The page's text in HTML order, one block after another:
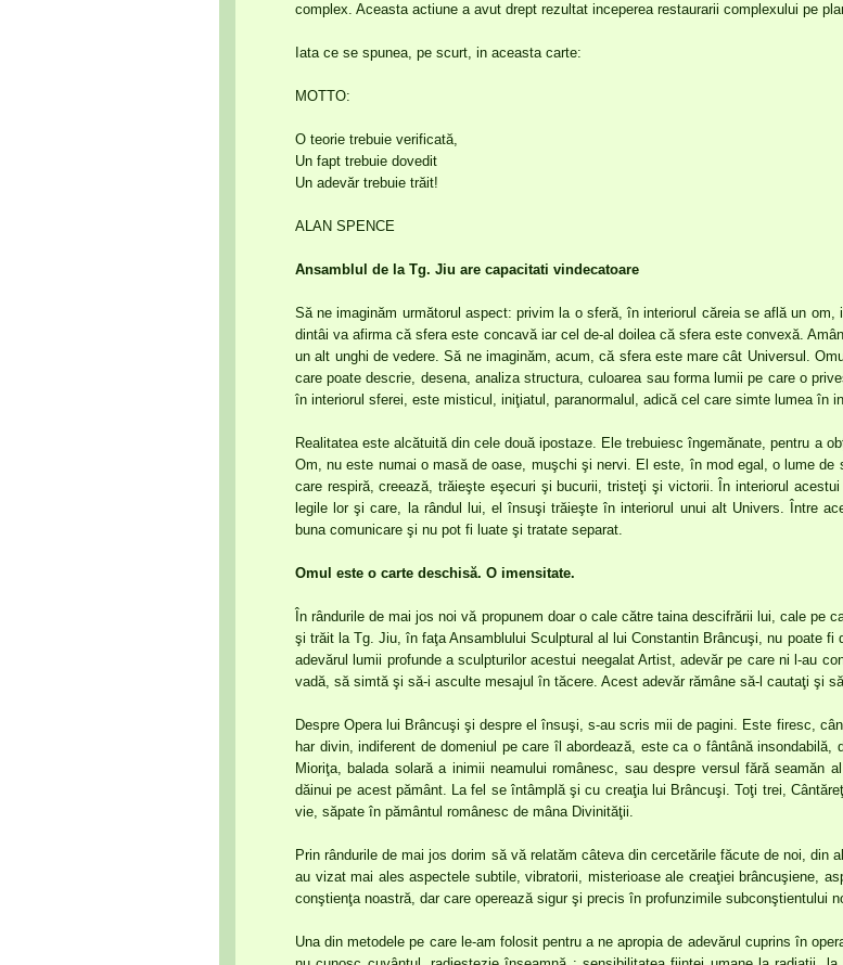
complex. Aceasta actiune a avut drept rezultat inceperea restaurarii complexului pe
Iata ce se spunea, pe scurt, in aceasta carte:
MOTTO:
O teorie trebuie verificată,
Un fapt trebuie dovedit
Un adevăr trebuie trăit!
ALAN SPENCE
Ansamblul de la Tg. Jiu are capacitati vindecatoare
Să ne imaginăm următorul aspect: privim la o sferă, în interiorul căreia se află un
dintâi va afirma că sfera este concavă iar cel de-al doilea că sfera este convexă.
un alt unghi de vedere. Să ne imaginăm, acum, că sfera este mare cât Universul.
care poate descrie, desena, analiza structura, culoarea sau forma lumii pe care o
în interiorul sferei, este misticul, iniţiatul, paranormalul, adică cel care simte lumea în
Realitatea este alcătuită din cele două ipostaze. Ele trebuiesc îngemănate, pentru a
Om, nu este numai o masă de oase, muşchi şi nervi. El este, în mod egal, o lume
care respiră, creează, trăieşte eşecuri şi bucurii, tristeţi şi victorii. În interiorul
legile lor şi care, la rândul lui, el însuşi trăieşte în interiorul unui alt Univers. Între
buna comunicare şi nu pot fi luate şi tratate separat.
Omul este o carte deschisă. O imensitate.
În rândurile de mai jos noi vă propunem doar o cale către taina descifrării lui, cale pe
şi trăit la Tg. Jiu, în faţa Ansamblului Sculptural al lui Constantin Brâncuşi, nu poate
adevărul lumii profunde a sculpturilor acestui neegalat Artist, adevăr pe care ni l-au
vadă, să simtă şi să-i asculte mesajul în tăcere. Acest adevăr rămâne să-l cautaţi şi
Despre Opera lui Brâncuşi şi despre el însuşi, s-au scris mii de pagini. Este firesc,
har divin, indiferent de domeniul pe care îl abordează, este ca o fântână
Mioriţa, balada solară a inimii neamului românesc, sau despre versul fără
dăinui pe acest pământ. La fel se întâmplă şi cu creaţia lui Brâncuşi. Toţi trei,
vie, săpate în pământul românesc de mâna Divinităţii.
Prin rândurile de mai jos dorim să vă relatăm câteva din cercetările făcute de noi, din
au vizat mai ales aspectele subtile, vibratorii, misterioase ale creaţiei brâncuşiene,
conştienţa noastră, dar care operează sigur şi precis în profunzimile subconştientului
Una din metodele pe care le-am folosit pentru a ne apropia de adevărul cuprins în